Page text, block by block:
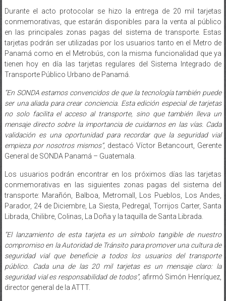
Durante el acto protocolar se hizo la entrega de 20 mil tarjetas
conmemorativas, que estarán disponibles para la venta al público
en las principales zonas pagas del sistema de transporte. Estas
tarjetas podrán ser utilizadas por los usuarios tanto en el Metro de
Panamá como en el Metrobús, con la misma funcionalidad que ya
tienen hoy en día las tarjetas regulares del Sistema Integrado de
Transporte Público Urbano de Panamá.
“En SONDA estamos convencidos de que la tecnología también puede
ser una aliada para crear conciencia. Esta edición especial de tarjetas
no solo facilita el acceso al transporte, sino que también lleva un
mensaje directo sobre la importancia de cuidarnos en las vías. Cada
validación es una oportunidad para recordar que la seguridad vial
empieza por nosotros mismos”, destacó Víctor Betancourt, Gerente
General de SONDA Panamá – Guatemala.
Los usuarios podrán encontrar en los próximos días las tarjetas
conmemorativas en las siguientes zonas pagas del sistema del
transporte: Marañón, Balboa, Metromall, Los Pueblos, Los Andes,
Parador, 24 de Diciembre, La Siesta, Pedregal, Torrijos Carter, Santa
Librada, Chilibre, Colinas, La Doña y la taquilla de Santa Librada.
“El lanzamiento de esta tarjeta es un símbolo tangible de nuestro
compromiso en la Autoridad de Tránsito para promover una cultura de
seguridad vial que beneficie a todos los usuarios del transporte
público. Cada una de las 20 mil tarjetas es un mensaje claro: la
seguridad vial es responsabilidad de todos”, afirmó Simón Henríquez,
director general de la ATTT.